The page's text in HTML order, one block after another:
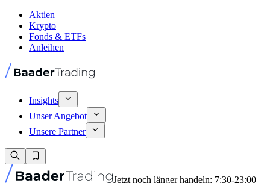
Aktien
Krypto
Fonds & ETFs
Anleihen
Insights
Unser Angebot
Unsere Partner
Jetzt noch länger handeln: 7:30-23:00